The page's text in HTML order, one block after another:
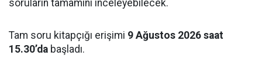
soruların tamamını inceleyebilecek.
Tam soru kitapçığı erişimi 9 Ağustos 2026 saat
15.30’da başladı.